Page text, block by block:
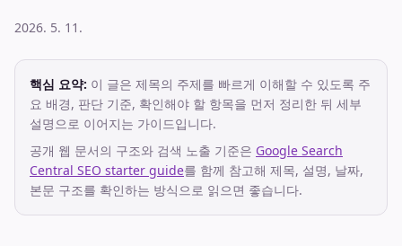
2026. 5. 11.
핵심 요약: 이 글은 제목의 주제를 빠르게 이해할 수 있도록 주
요 배경, 판단 기준, 확인해야 할 항목을 먼저 정리한 뒤 세부
설명으로 이어지는 가이드입니다.
공개 웹 문서의 구조와 검색 노출 기준은 Google Search
Central SEO starter guide를 함께 참고해 제목, 설명, 날짜,
본문 구조를 확인하는 방식으로 읽으면 좋습니다.